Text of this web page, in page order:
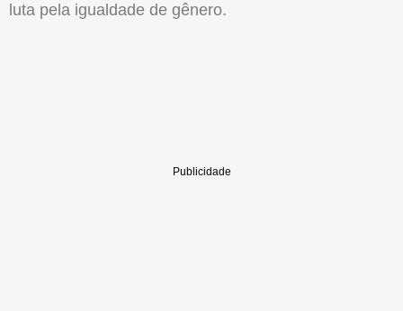
luta pela igualdade de gênero.